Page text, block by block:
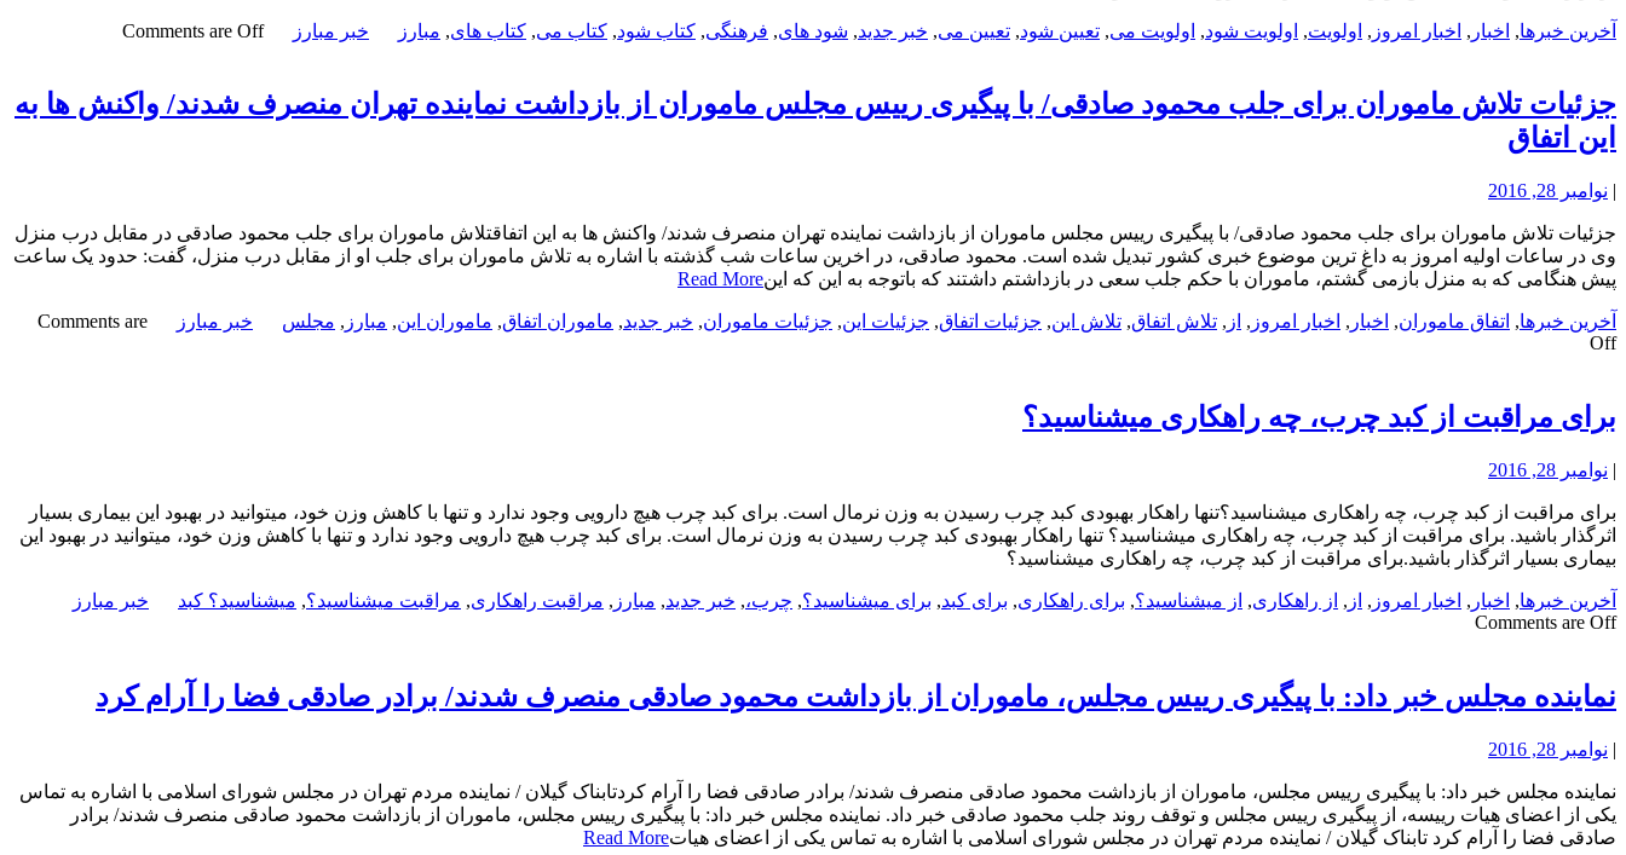
آخرین خبرها, اخبار , اخبار امروز , اولویت, اولویت شود, اولویت می, تعیین شود, تعیین می, خبر جدید, شود های, فرهنگی, کتاب شود, کتاب می, کتاب های, مبارز خبر مبارز Comments are Off
جزئیات تلاش ماموران برای جلب محمود صادقی/ با پیگیری رییس مجلس ماموران از بازداشت نماینده تهران منصرف شدند/ واکنش ها به
این اتفاق
| نوامبر 28, 2016
جزئیات تلاش ماموران برای جلب محمود صادقی/ با پیگیری رییس مجلس ماموران از بازداشت نماینده تهران منصرف شدند/ واکنش ها به این اتفاقتلاش ماموران برای جلب محمود صادقی در مقابل درب منزل
وی در ساعات اولیه امروز به داغ ترین موضوع خبری کشور تبدیل شده است. محمود صادقی، در اخرین ساعات شب گذشته با اشاره به تلاش ماموران برای جلب او از مقابل درب منزل، گفت: حدود یک ساعت
پیش هنگامی که به منزل بازمی گشتم، ماموران با حکم جلب سعی در بازداشتم داشتند که باتوجه به این که اینRead More
آخرین خبرها, اتفاق ماموران, اخبار , اخبار امروز , از , تلاش اتفاق, تلاش این, جزئیات اتفاق, جزئیات این, جزئیات ماموران, خبر جدید, ماموران اتفاق, ماموران این, مبارز , مجلس خبر مبارز
Comments are
Off
برای مراقبت از کبد چرب، چه راهکاری میشناسید؟
| نوامبر 28, 2016
برای مراقبت از کبد چرب، چه راهکاری میشناسید؟تنها راهکار بهبودی کبد چرب رسیدن به وزن نرمال است. برای کبد چرب هیچ دارویی وجود ندارد و تنها با کاهش وزن خود، میتوانید در بهبود این بیماری بسیار
اثرگذار باشید. برای مراقبت از کبد چرب، چه راهکاری میشناسید؟ تنها راهکار بهبودی کبد چرب رسیدن به وزن نرمال است. برای کبد چرب هیچ دارویی وجود ندارد و تنها با کاهش وزن خود، میتوانید در بهبود این
بیماری بسیار اثرگذار باشید.برای مراقبت از کبد چرب، چه راهکاری میشناسید؟
آخرین خبرها, اخبار , اخبار امروز , از , از راهکاری, از میشناسید؟, برای راهکاری, برای کبد, برای میشناسید؟, چرب،, خبر جدید, مبارز , مراقبت راهکاری, مراقبت میشناسید؟, میشناسید؟ کبد
خبر مبارز
Comments are Off
نماینده مجلس خبر داد: با پیگیری رییس مجلس، ماموران از بازداشت محمود صادقی منصرف شدند/ برادر صادقی فضا را آرام کرد
| نوامبر 28, 2016
نماینده مجلس خبر داد: با پیگیری رییس مجلس، ماموران از بازداشت محمود صادقی منصرف شدند/ برادر صادقی فضا را آرام کردتابناک گیلان / نماینده مردم تهران در مجلس شورای اسلامی با اشاره به تماس
یکی از اعضای هیات رییسه، از پیگیری رییس مجلس و توقف روند جلب محمود صادقی خبر داد. نماینده مجلس خبر داد: با پیگیری رییس مجلس، ماموران از بازداشت محمود صادقی منصرف شدند/ برادر
صادقی فضا را آرام کرد تابناک گیلان / نماینده مردم تهران در مجلس شورای اسلامی با اشاره به تماس یکی از اعضای هیاتRead More